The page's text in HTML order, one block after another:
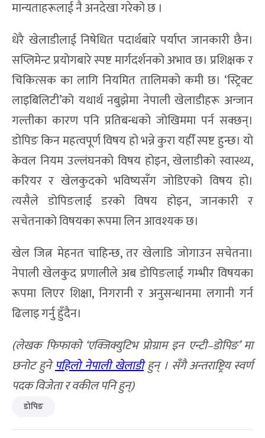
मान्यताहरूलाई नै अनदेखा गरेको छ ।
धेरै खेलाडीलाई निषेधित पदार्थबारे पर्याप्त जानकारी छैन।
सप्लिमेन्ट प्रयोगबारे स्पष्ट मार्गदर्शनको अभाव छ। प्रशिक्षक र
चिकित्सक का लागि नियमित तालिमको कमी छ। ‘स्ट्रिक्ट
लाइबिलिटी’को यथार्थ नबुझेमा नेपाली खेलाडीहरू अन्जान
गल्तीका कारण पनि प्रतिबन्धको जोखिममा पर्न सक्छन्।
डोपिङ किन महत्वपूर्ण विषय हो भन्ने कुरा यहीँ स्पष्ट हुन्छ। यो
केवल नियम उल्लंघनको विषय होइन, खेलाडीको स्वास्थ्य,
करियर र खेलकुदको भविष्यसँग जोडिएको विषय हो।
त्यसैले डोपिङलाई डरको विषय होइन, जानकारी र
सचेतनाको विषयका रूपमा लिन आवश्यक छ।
खेल जित्न मेहनत चाहिन्छ, तर खेलाडि जोगाउन सचेतना।
नेपाली खेलकुद प्रणालीले अब डोपिङलाई गम्भीर विषयका
रूपमा लिएर शिक्षा, निगरानी र अनुसन्धानमा लगानी गर्न
ढिलाइ गर्नु हुँदैन।
(लेखक फिफाको ‘एक्जिक्युटिभ प्रोग्राम इन एन्टी–डोपिङ’ मा
छनोट हुनेपहिलो नेपाली खेलाडीहुन् । सँगै अन्तराष्ट्रिय स्वर्ण
पदक विजेता र वकील पनि हुन्)
डोपिङ